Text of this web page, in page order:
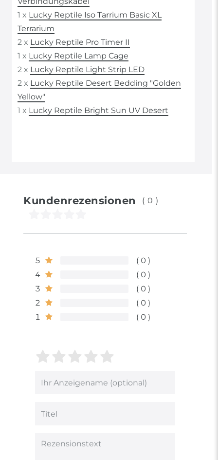
1 x Lucky Reptile Iso Tarrium Basic XL
Terrarium
2 x Lucky Reptile Pro Timer II
1 x Lucky Reptile Lamp Cage
2 x Lucky Reptile Light Strip LED
2 x Lucky Reptile Desert Bedding "Golden
Yellow"
1 x Lucky Reptile Bright Sun UV Desert
Kundenrezensionen (0)
5
0
4
0
3
0
2
0
1
0
Bewertungssterne
von
4
von
3
2
von
1
von
Bewertungssternen
Anzeigename